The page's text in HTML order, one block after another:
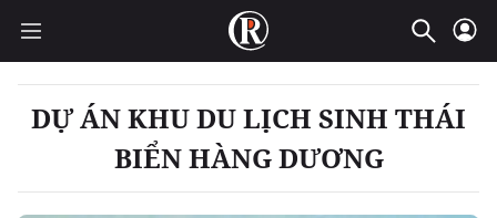
DỰ ÁN KHU DU LỊCH SINH THÁI
BIỂN HÀNG DƯƠNG